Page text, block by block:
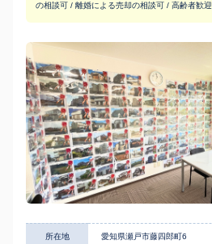
の相談可 / 離婚による売却の相談可 / 高齢者歓迎
所在地 愛知県瀬戸市藤四郎町6